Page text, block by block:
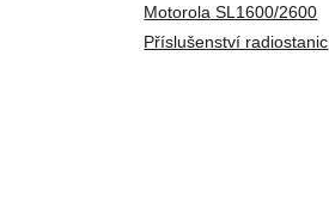
Motorola SL1600/2600
Příslušenství radiostanic